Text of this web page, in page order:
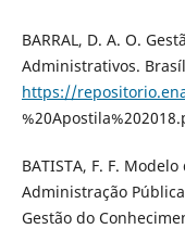
BARRAL, D. A. O.
Administrativos.
https://
BATISTA, F. F.
Administração
Gestão do